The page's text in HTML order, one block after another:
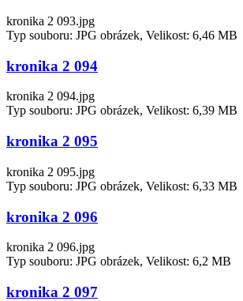
kronika 2 093.jpg
Typ souboru: JPG obrázek, Velikost: 6,46 MB
kronika 2 094
kronika 2 094.jpg
Typ souboru: JPG obrázek, Velikost: 6,39 MB
kronika 2 095
kronika 2 095.jpg
Typ souboru: JPG obrázek, Velikost: 6,33 MB
kronika 2 096
kronika 2 096.jpg
Typ souboru: JPG obrázek, Velikost: 6,2 MB
kronika 2 097